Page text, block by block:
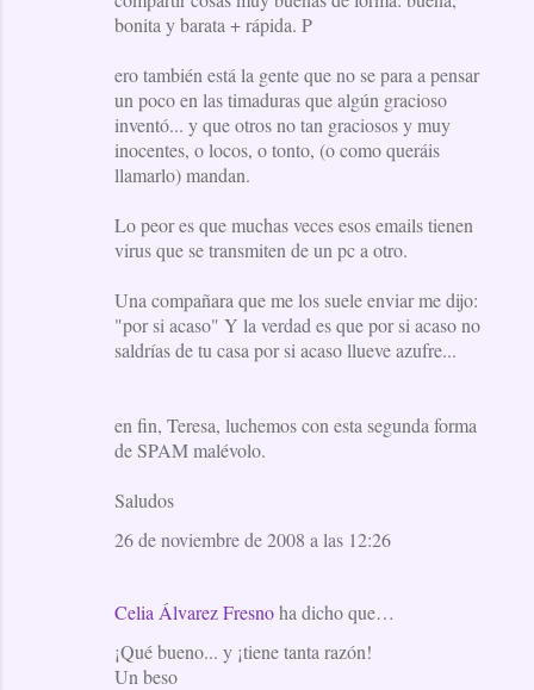
bonita y barata + rápida. P
ero también está la gente que no se para a pensar
un poco en las timaduras que algún gracioso
inventó... y que otros no tan graciosos y muy
inocentes, o locos, o tonto, (o como queráis
llamarlo) mandan.
Lo peor es que muchas veces esos emails tienen
virus que se transmiten de un pc a otro.
Una compañara que me los suele enviar me dijo:
"por si acaso" Y la verdad es que por si acaso no
saldrías de tu casa por si acaso llueve azufre...
en fin, Teresa, luchemos con esta segunda forma
de SPAM malévolo.
Saludos
26 de noviembre de 2008 a las 12:26
Celia Álvarez Fresnoha dicho que…
¡Qué bueno... y ¡tiene tanta razón!
Un beso